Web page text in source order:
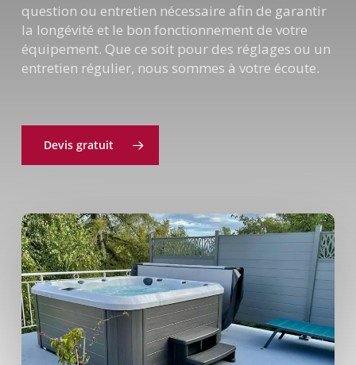
question ou entretien nécessaire afin de garantir
la longévité et le bon fonctionnement de votre
équipement. Que ce soit pour des réglages ou un
entretien régulier, nous sommes à votre écoute.
Devis gratuit